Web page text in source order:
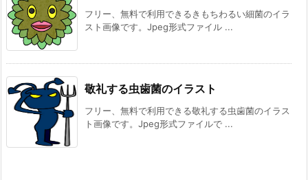
フリー、無料で利用できるきもちわるい細菌のイラ
スト画像です。Jpeg形式ファイル ...
敬礼する虫歯菌のイラスト
フリー、無料で利用できる敬礼する虫歯菌のイラス
ト画像です。Jpeg形式ファイルで ...